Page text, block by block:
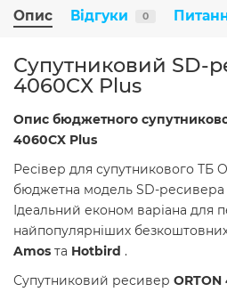
Опис Відгуки 0
Супутниковий SD-
4060CX Plus
Опис бюджетного
4060CX Plus
Ресівер для супутникового ТБ
бюджетна модель SD-ресивера
Ідеальний економ варіана для
найпопулярніших
Amos та Hotbird .
Супутниковий ресивер